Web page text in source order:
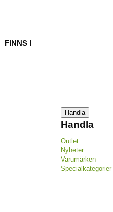
FINNS I
Handla
Handla
Outlet
Nyheter
Varumärken
Specialkategorier